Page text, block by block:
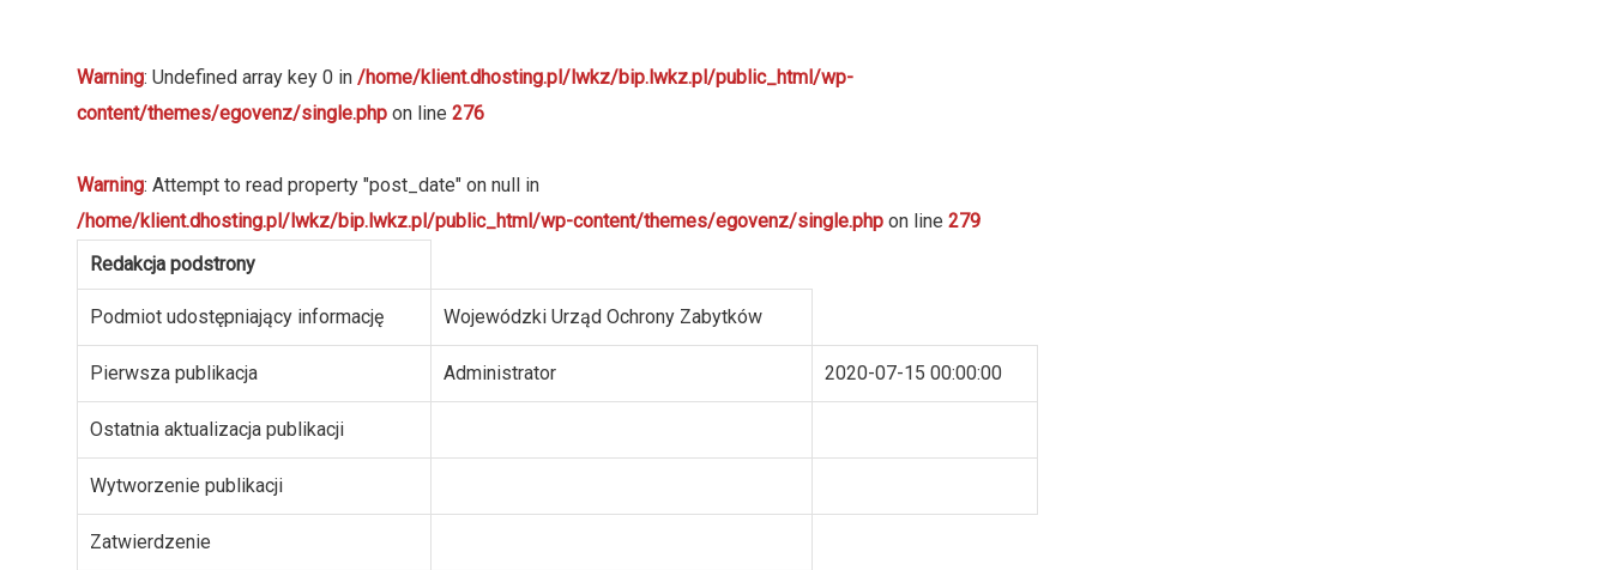
Warning: Undefined array key 0 in /home/klient.dhosting.pl/lwkz/bip.lwkz.pl/public_html/wp-
content/themes/egovenz/single.php on line 276
Warning: Attempt to read property "post_date" on null in
/home/klient.dhosting.pl/lwkz/bip.lwkz.pl/public_html/wp-content/themes/egovenz/single.php on line 279
Redakcja podstrony
Podmiot udostępniający informację Wojewódzki Urząd Ochrony Zabytków
Pierwsza publikacja Administrator 2020-07-15 00:00:00
Ostatnia aktualizacja publikacji
Wytworzenie publikacji
Zatwierdzenie